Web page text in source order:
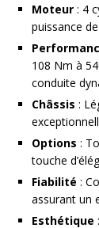
Moteur : 4
puissance
108 Nm à
conduite
Châssis :
Options :
touche
Fiabilité :
assurant un
Esthétique